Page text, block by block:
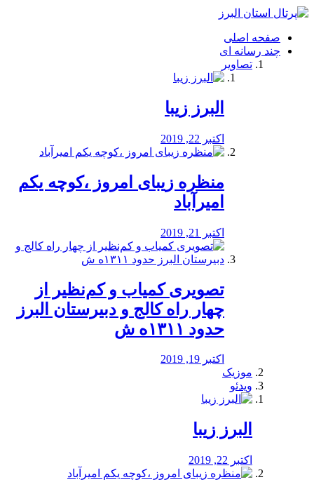
فصد
شرق
تهران
خشکشویی
صفحه اصلی
چند رسانه ای
تصاویر
البرز زیبا
اکتبر 22, 2019
منظره‌‌ زیبای امروز ،کوچه یکم
امیرآباد
اکتبر 21, 2019
️تصویری کمیاب و کم‌نظیر از
چهار راه كالج و دبيرستان البرز
حدود ۱۳۱۱ه ش
اکتبر 19, 2019
موزیک
ویدئو
البرز زیبا
اکتبر 22, 2019